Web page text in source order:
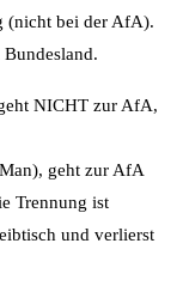
(nicht bei der AfA).
NICHT zur AfA,
geht zur AfA
Trennung ist
und verlierst